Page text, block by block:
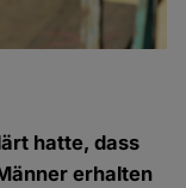
hatte, dass
erhalten